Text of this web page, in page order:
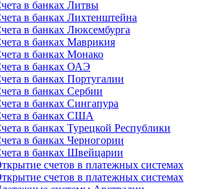
в банках Литвы
в банках Лихтенштейна
в банках Люксембурга
в банках Маврикия
в банках Монако
в банках ОАЭ
в банках Португалии
в банках Сербии
в банках Сингапура
в банках США
в банках Турецкой Республики
в банках Черногории
в банках Швейцарии
счетов в платежных системах
счетов в платежных системах